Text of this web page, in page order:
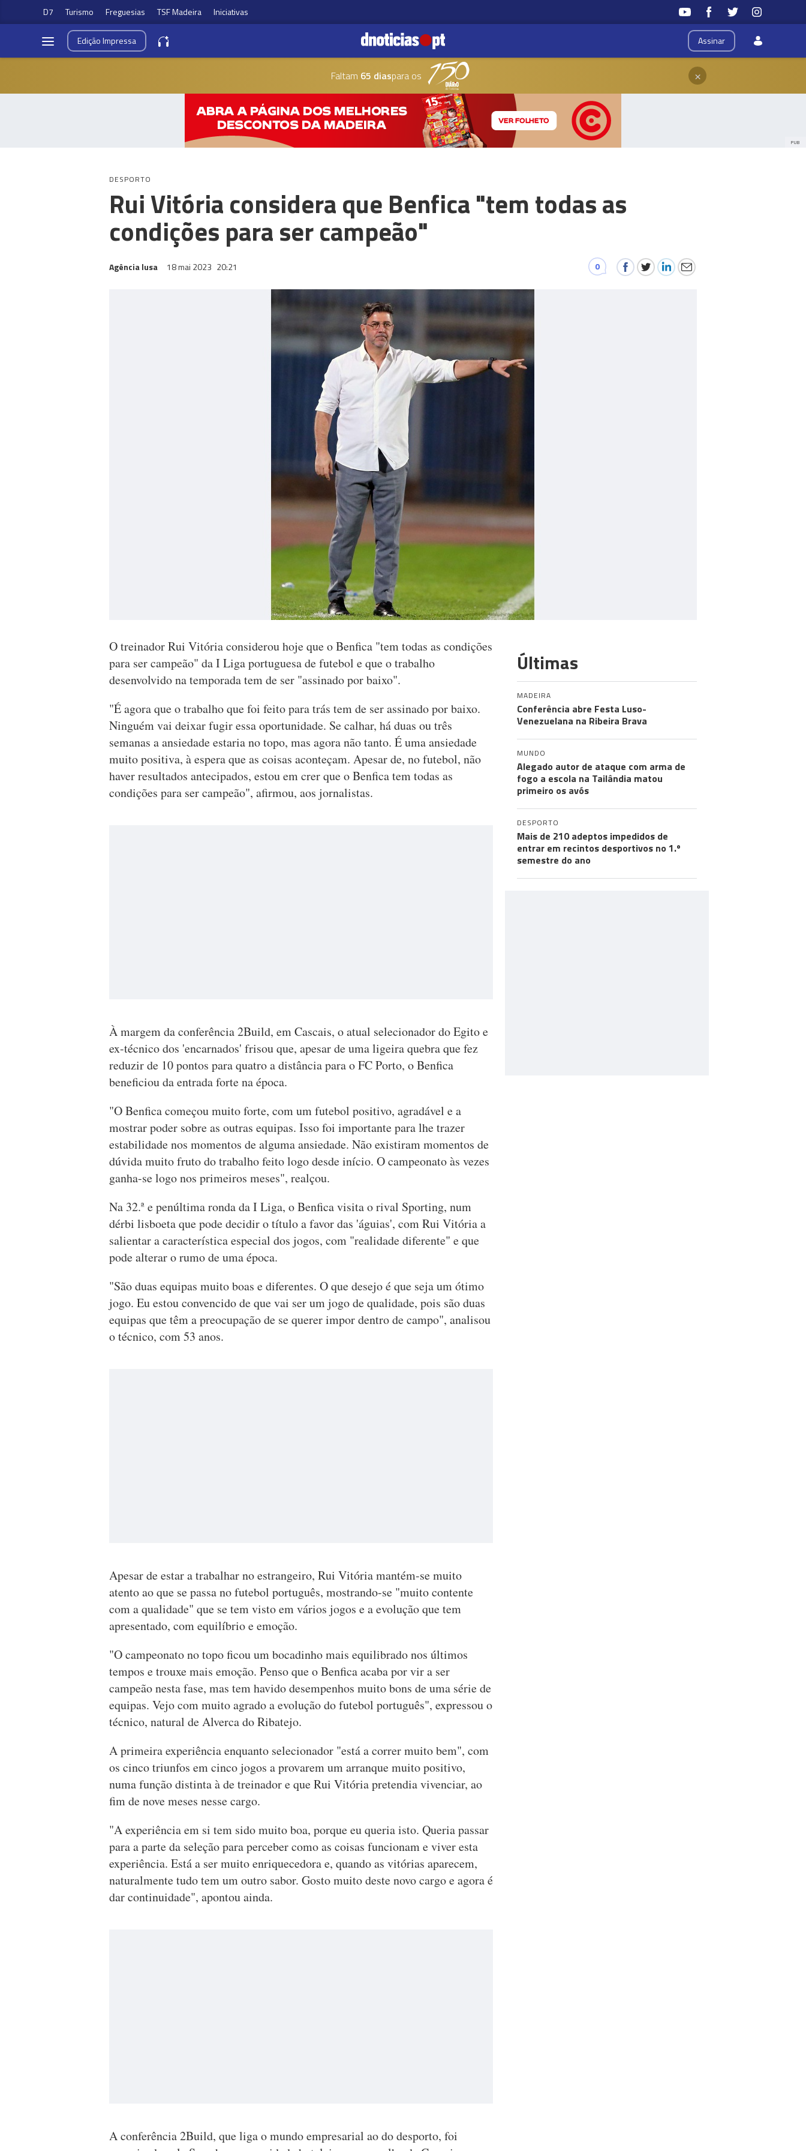
D7 Turismo Freguesias TSF Madeira Iniciativas
Assinar
EdiçãoImpressa
Faltam 65 diaspara os ×
PUB
DESPORTO
Rui Vitória considera que Benfica "tem todas as
condições para ser campeão"
Agência lusa 18 mai 2023 20:21 0
O treinador Rui Vitória considerou hoje que o Benfica "tem todas as condições
para ser campeão" da I Liga portuguesa de futebol e que o trabalho
desenvolvido na temporada tem de ser "assinado por baixo".
"É agora que o trabalho que foi feito para trás tem de ser assinado por baixo.
Ninguém vai deixar fugir essa oportunidade. Se calhar, há duas ou três
semanas a ansiedade estaria no topo, mas agora não tanto. É uma ansiedade
muito positiva, à espera que as coisas aconteçam. Apesar de, no futebol, não
haver resultados antecipados, estou em crer que o Benfica tem todas as
condições para ser campeão", afirmou, aos jornalistas.
À margem da conferência 2Build, em Cascais, o atual selecionador do Egito e
ex-técnico dos 'encarnados' frisou que, apesar de uma ligeira quebra que fez
reduzir de 10 pontos para quatro a distância para o FC Porto, o Benfica
beneficiou da entrada forte na época.
"O Benfica começou muito forte, com um futebol positivo, agradável e a
mostrar poder sobre as outras equipas. Isso foi importante para lhe trazer
estabilidade nos momentos de alguma ansiedade. Não existiram momentos de
dúvida muito fruto do trabalho feito logo desde início. O campeonato às vezes
ganha-se logo nos primeiros meses", realçou.
Na 32.ª e penúltima ronda da I Liga, o Benfica visita o rival Sporting, num
dérbi lisboeta que pode decidir o título a favor das 'águias', com Rui Vitória a
salientar a característica especial dos jogos, com "realidade diferente" e que
pode alterar o rumo de uma época.
"São duas equipas muito boas e diferentes. O que desejo é que seja um ótimo
jogo. Eu estou convencido de que vai ser um jogo de qualidade, pois são duas
equipas que têm a preocupação de se querer impor dentro de campo", analisou
o técnico, com 53 anos.
Apesar de estar a trabalhar no estrangeiro, Rui Vitória mantém-se muito
atento ao que se passa no futebol português, mostrando-se "muito contente
com a qualidade" que se tem visto em vários jogos e a evolução que tem
apresentado, com equilíbrio e emoção.
"O campeonato no topo ficou um bocadinho mais equilibrado nos últimos
tempos e trouxe mais emoção. Penso que o Benfica acaba por vir a ser
campeão nesta fase, mas tem havido desempenhos muito bons de uma série de
equipas. Vejo com muito agrado a evolução do futebol português", expressou o
técnico, natural de Alverca do Ribatejo.
A primeira experiência enquanto selecionador "está a correr muito bem", com
os cinco triunfos em cinco jogos a provarem um arranque muito positivo,
numa função distinta à de treinador e que Rui Vitória pretendia vivenciar, ao
fim de nove meses nesse cargo.
"A experiência em si tem sido muito boa, porque eu queria isto. Queria passar
para a parte da seleção para perceber como as coisas funcionam e viver esta
experiência. Está a ser muito enriquecedora e, quando as vitórias aparecem,
naturalmente tudo tem um outro sabor. Gosto muito deste novo cargo e agora é
dar continuidade", apontou ainda.
A conferência 2Build, que liga o mundo empresarial ao do desporto, foi
Últimas
MADEIRA
Conferência abre Festa Luso-
Venezuelana na Ribeira Brava
MUNDO
Alegado autor de ataque com arma de
fogo a escola na Tailândia matou
primeiro os avós
DESPORTO
Mais de 210 adeptos impedidos de
entrar em recintos desportivos no 1.º
semestre do ano